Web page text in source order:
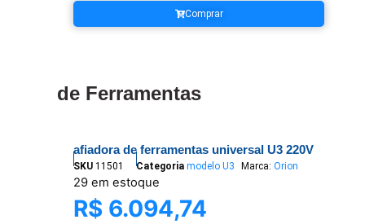
Comprar
de Ferramentas
afiadora de ferramentas universal U3 220V
SKU 11501 Categoria modelo U3 Marca: Orion
29 em estoque
R$ 6.094,74